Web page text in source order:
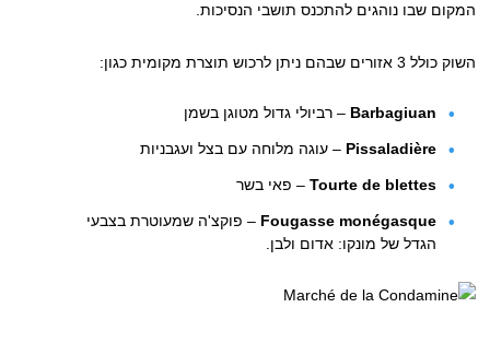
המקום שבו נוהגים להתכנס תושבי הנסיכות.
השוק כולל 3 אזורים שבהם ניתן לרכוש תוצרת מקומית כגון:
Barbagiuan – רביולי גדול מטוגן בשמן
Pissaladière – עוגה מלוחה עם בצל ועגבניות
Tourte de blettes– פאי בשר
Fougasse monégasque – פוקצ'ה שמעוטרת בצבעי
הגדל של מונקו: אדום ולבן.